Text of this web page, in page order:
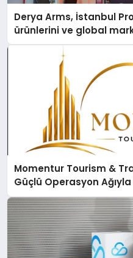
Derya Arms, İstanbul
ürünlerini ve global
Momentur Tourism &
Güçlü Operasyon